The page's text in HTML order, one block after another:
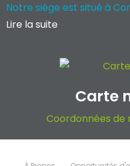
Notre siège est situé à
Lire la suite
Carte
Coordonnées de